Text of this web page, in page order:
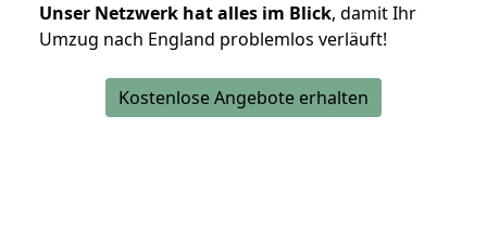
Unser Netzwerk hat alles im Blick, damit Ihr
Umzug nach England problemlos verläuft!
Kostenlose Angebote erhalten